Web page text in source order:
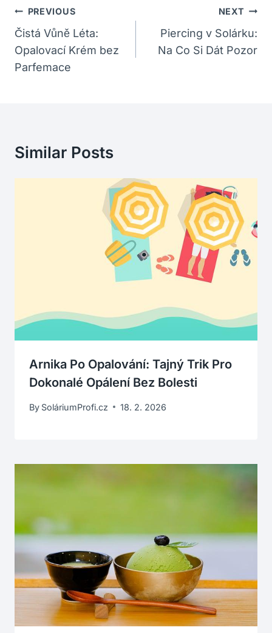
Navigace
Pro
Příspěvek
PREVIOUS
Čistá Vůně Léta:
Opalovací Krém bez
Parfemace
NEXT
Piercing v Solárku:
Na Co Si Dát Pozor
Similar Posts
Arnika Po Opalování: Tajný Trik Pro
Dokonalé Opálení Bez Bolesti
By SoláriumProfi.cz 18. 2. 2026